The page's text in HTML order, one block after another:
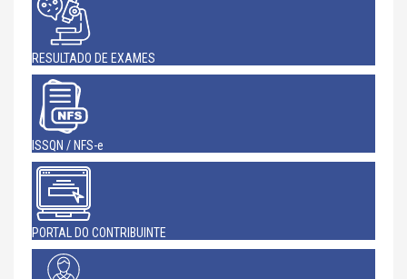
RESULTADO DE EXAMES
ISSQN / NFS-e
PORTAL DO CONTRIBUINTE